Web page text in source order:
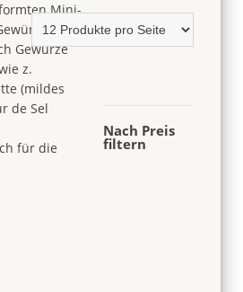
Mini-
Gewürze
z.
(mildes
de Sel
für die
Nach Preis
filtern